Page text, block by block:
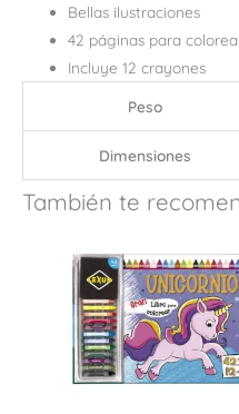
Bellas ilustraciones
42 páginas para
Incluye 12 crayones
Peso
Dimensiones
También te